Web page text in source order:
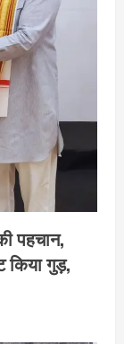
पहचान,
किया गुड़,